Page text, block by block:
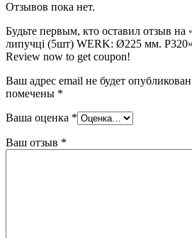
Отзывов пока нет.
Будьте первым, кто оставил отзыв
липучці (5шт) WERK: Ø225 мм. Р320»
Review now to get coupon!
Ваш адрес email не будет
помечены *
Ваша оценка *
Ваш отзыв *